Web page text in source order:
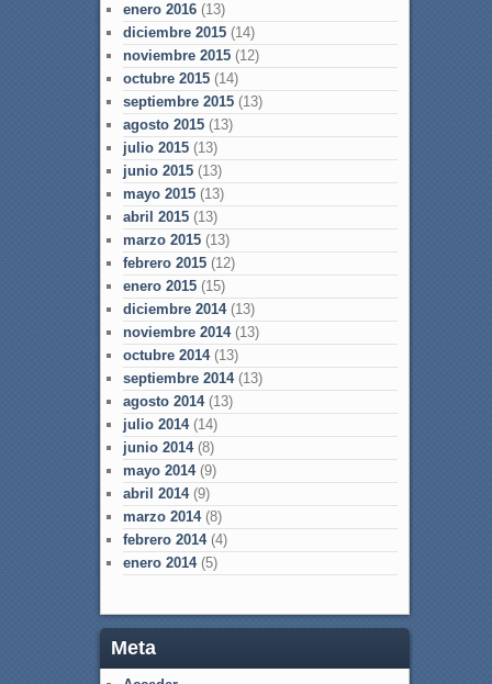
enero 2016(13)
diciembre 2015(14)
noviembre 2015(12)
octubre 2015(14)
septiembre 2015(13)
agosto 2015(13)
julio 2015(13)
junio 2015(13)
mayo 2015(13)
abril 2015(13)
marzo 2015(13)
febrero 2015(12)
enero 2015(15)
diciembre 2014(13)
noviembre 2014(13)
octubre 2014(13)
septiembre 2014(13)
agosto 2014(13)
julio 2014(14)
junio 2014(8)
mayo 2014(9)
abril 2014(9)
marzo 2014(8)
febrero 2014(4)
enero 2014(5)
Meta